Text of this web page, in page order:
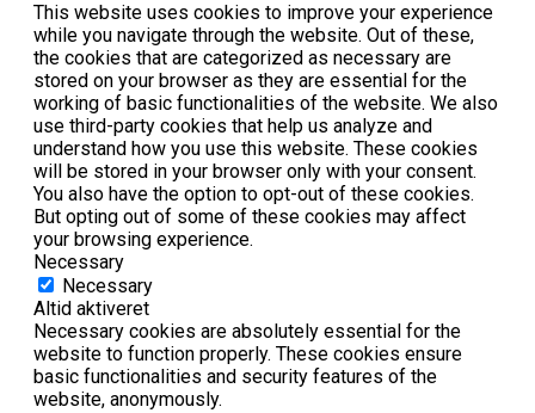
This website uses cookies to improve your experience
while you navigate through the website. Out of these,
the cookies that are categorized as necessary are
stored on your browser as they are essential for the
working of basic functionalities of the website. We also
use third-party cookies that help us analyze and
understand how you use this website. These cookies
will be stored in your browser only with your consent.
You also have the option to opt-out of these cookies.
But opting out of some of these cookies may affect
your browsing experience.
Necessary
Necessary
Altid aktiveret
Necessary cookies are absolutely essential for the
website to function properly. These cookies ensure
basic functionalities and security features of the
website, anonymously.